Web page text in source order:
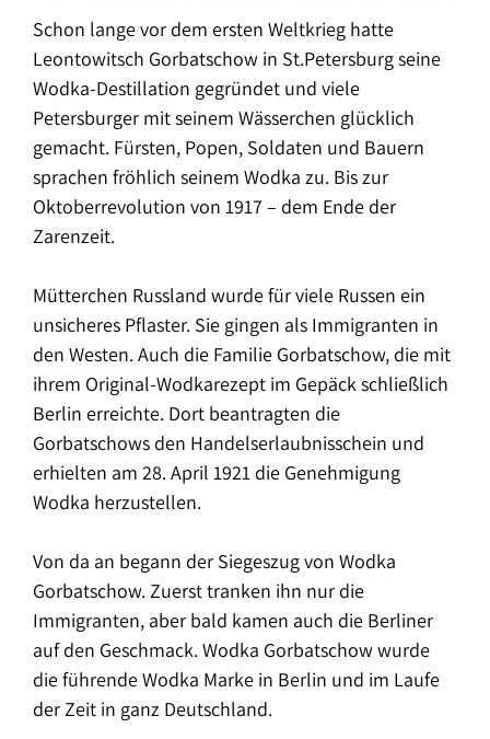
Schon lange vor dem ersten Weltkrieg hatte
Leontowitsch Gorbatschow in St.Petersburg seine
Wodka-Destillation gegründet und viele
Petersburger mit seinem Wässerchen glücklich
gemacht. Fürsten, Popen, Soldaten und Bauern
sprachen fröhlich seinem Wodka zu. Bis zur
Oktoberrevolution von 1917 – dem Ende der
Zarenzeit.
Mütterchen Russland wurde für viele Russen ein
unsicheres Pflaster. Sie gingen als Immigranten in
den Westen. Auch die Familie Gorbatschow, die mit
ihrem Original-Wodkarezept im Gepäck schließlich
Berlin erreichte. Dort beantragten die
Gorbatschows den Handelserlaubnisschein und
erhielten am 28. April 1921 die Genehmigung
Wodka herzustellen.
Von da an begann der Siegeszug von Wodka
Gorbatschow. Zuerst tranken ihn nur die
Immigranten, aber bald kamen auch die Berliner
auf den Geschmack. Wodka Gorbatschow wurde
die führende Wodka Marke in Berlin und im Laufe
der Zeit in ganz Deutschland.